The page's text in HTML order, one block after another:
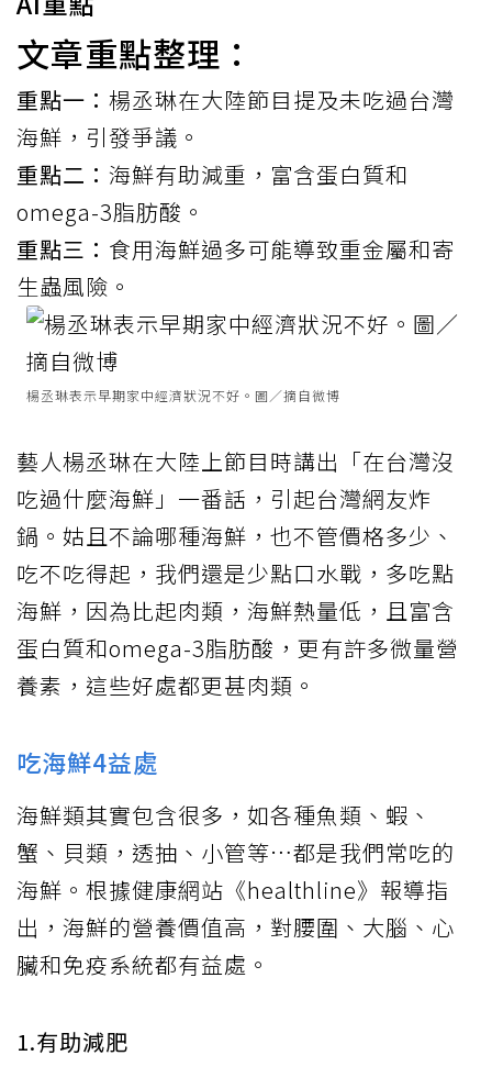
文章重點整理：
重點一： 楊丞琳在大陸節目提及未吃過台灣
海鮮，引發爭議。
重點二： 海鮮有助減重，富含蛋白質和
omega-3脂肪酸。
重點三： 食用海鮮過多可能導致重金屬和寄
生蟲風險。
楊丞琳表示早期家中經濟狀況不好。圖／摘自微博
藝人楊丞琳在大陸上節目時講出「在台灣沒
吃過什麼海鮮 」一番話，引起台灣網友炸
鍋。姑且不論哪種海鮮，也不管價格多少、
吃不吃得起，我們還是少點口水戰，多吃點
海鮮，因為比起肉類，海鮮熱量低，且富含
蛋白質和omega-3脂肪酸，更有許多微量營
養素，這些好處都更甚肉類。
吃海鮮4益處
海鮮類其實包含很多，如各種魚類、蝦、
蟹、貝類，透抽、小管等…都是我們常吃的
海鮮。根據健康網站《healthline》報導指
出，海鮮的營養價值高，對腰圍、大腦、心
臟和免疫系統都有益處。
1.有助減肥